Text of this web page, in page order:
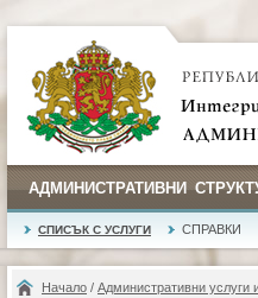
АДМИНИСТРАТИВНИ
СПИСЪК С УСЛУГИ СПРАВКИ
Начало / Административни услуги